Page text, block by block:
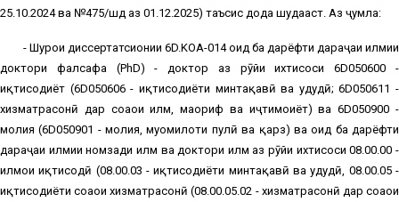
25.10.2024 ва №475/шд аз 01.12.2025) таъсис дода шудааст. Аз ҷумла:
- Шурои диссертатсионии 6D.KOA-014 оид ба дарёфти дараҷаи илмии
доктори фалсафа (PhD) - доктор аз рӯйи ихтисоси 6D050600 -
иқтисодиёт (6D050606 - иқтисодиёти минтақавӣ ва ҳудудӣ; 6D050611 -
хизматрасонӣ дар соҳаҳои илм, маориф ва иҷтимоиёт) ва 6D050900 -
молия (6D050901 - молия, муомилоти пулӣ ва қарз) ва оид ба дарёфти
дараҷаи илмии номзади илм ва доктори илм аз рӯйи ихтисоси 08.00.00 -
илмҳои иқтисодӣ (08.00.03 - иқтисодиёти минтақавӣ ва ҳудудӣ, 08.00.05 -
иқтисодиёти соҳаҳои хизматрасонӣ (08.00.05.02 - хизматрасонӣ дар соҳаҳои